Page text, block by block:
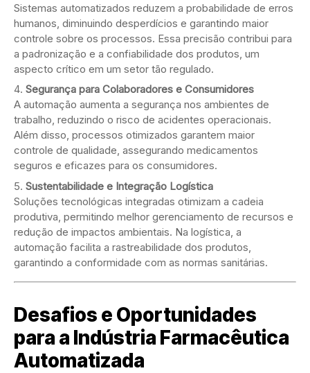
Sistemas automatizados reduzem a probabilidade de erros
humanos, diminuindo desperdícios e garantindo maior
controle sobre os processos. Essa precisão contribui para
a padronização e a confiabilidade dos produtos, um
aspecto crítico em um setor tão regulado.
Segurança para Colaboradores e Consumidores
A automação aumenta a segurança nos ambientes de
trabalho, reduzindo o risco de acidentes operacionais.
Além disso, processos otimizados garantem maior
controle de qualidade, assegurando medicamentos
seguros e eficazes para os consumidores.
Sustentabilidade e Integração Logística
Soluções tecnológicas integradas otimizam a cadeia
produtiva, permitindo melhor gerenciamento de recursos e
redução de impactos ambientais. Na logística, a
automação facilita a rastreabilidade dos produtos,
garantindo a conformidade com as normas sanitárias.
Desafios e Oportunidades
para a Indústria Farmacêutica
Automatizada